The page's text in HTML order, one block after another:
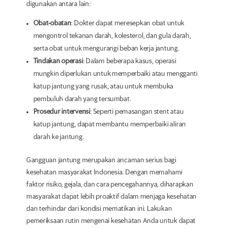
digunakan antara lain:
Obat-obatan: Dokter dapat meresepkan obat untuk
mengontrol tekanan darah, kolesterol, dan gula darah,
serta obat untuk mengurangi beban kerja jantung.
Tindakan operasi: Dalam beberapa kasus, operasi
mungkin diperlukan untuk memperbaiki atau mengganti
katup jantung yang rusak, atau untuk membuka
pembuluh darah yang tersumbat.
Prosedur intervensi: Seperti pemasangan stent atau
katup jantung, dapat membantu memperbaiki aliran
darah ke jantung.
Gangguan jantung merupakan ancaman serius bagi
kesehatan masyarakat Indonesia. Dengan memahami
faktor risiko, gejala, dan cara pencegahannya, diharapkan
masyarakat dapat lebih proaktif dalam menjaga kesehatan
dan terhindar dari kondisi mematikan ini. Lakukan
pemeriksaan rutin mengenai kesehatan Anda untuk dapat